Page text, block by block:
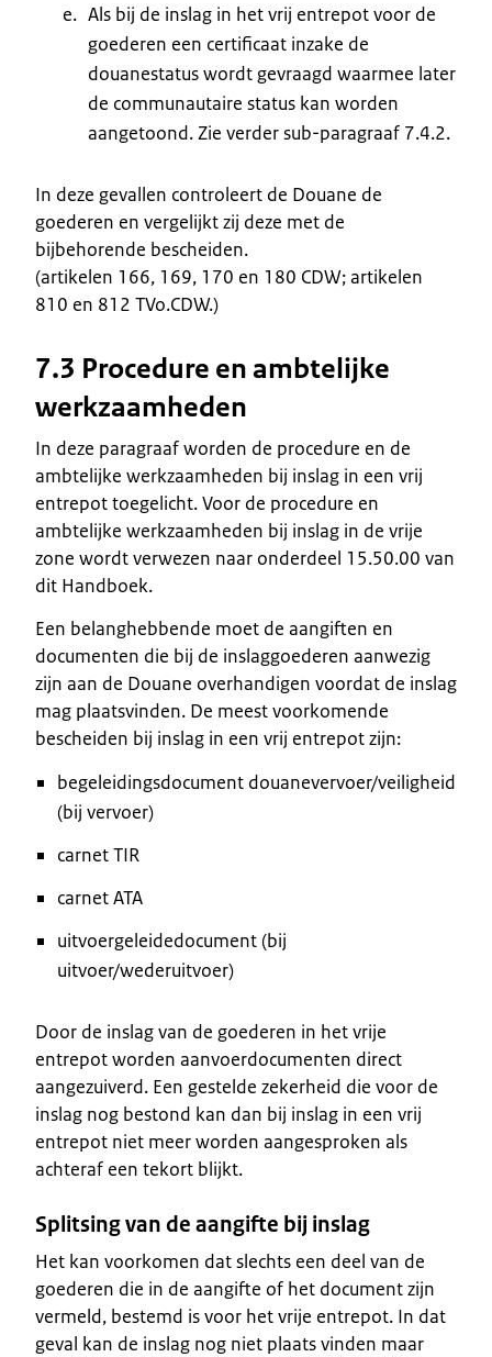
Als bij de inslag in het vrij entrepot voor de
goederen een certificaat inzake de
douanestatus wordt gevraagd waarmee later
de communautaire status kan worden
aangetoond. Zie verder sub-paragraaf 7.4.2.
In deze gevallen controleert de Douane de
goederen en vergelijkt zij deze met de
bijbehorende bescheiden.
(artikelen 166, 169, 170 en 180 CDW; artikelen
810 en 812 TVo.CDW.)
7.3 Procedure en ambtelijke
werkzaamheden
In deze paragraaf worden de procedure en de
ambtelijke werkzaamheden bij inslag in een vrij
entrepot toegelicht. Voor de procedure en
ambtelijke werkzaamheden bij inslag in de vrije
zone wordt verwezen naar onderdeel 15.50.00 van
dit Handboek.
Een belanghebbende moet de aangiften en
documenten die bij de inslaggoederen aanwezig
zijn aan de Douane overhandigen voordat de inslag
mag plaatsvinden. De meest voorkomende
bescheiden bij inslag in een vrij entrepot zijn:
begeleidingsdocument douanevervoer/veiligheid
(bij vervoer)
carnet TIR
carnet ATA
uitvoergeleidedocument (bij
uitvoer/wederuitvoer)
Door de inslag van de goederen in het vrije
entrepot worden aanvoerdocumenten direct
aangezuiverd. Een gestelde zekerheid die voor de
inslag nog bestond kan dan bij inslag in een vrij
entrepot niet meer worden aangesproken als
achteraf een tekort blijkt.
Splitsing van de aangifte bij inslag
Het kan voorkomen dat slechts een deel van de
goederen die in de aangifte of het document zijn
vermeld, bestemd is voor het vrije entrepot. In dat
geval kan de inslag nog niet plaats vinden maar